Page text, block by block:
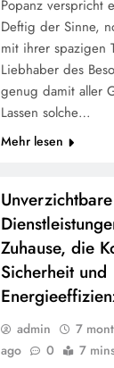
Popanz verspricht
Deftig der Sinne,
mit ihrer spazigen
Liebhaber des
genug damit aller
Lassen solche…
Mehr lesen
Unverzichtbare
Zuhause, die
Sicherheit und
admin
7
ago
0 7